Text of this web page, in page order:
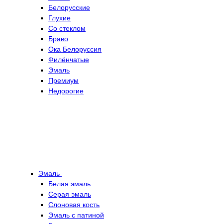
Белорусские
Глухие
Со стеклом
Браво
Ока Белоруссия
Филёнчатые
Эмаль
Премиум
Недорогие
Эмаль
Белая эмаль
Серая эмаль
Слоновая кость
Эмаль с патиной